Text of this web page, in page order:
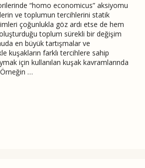
“homo economicus” aksiyomu
ve toplumun tercihlerini statik
çoğunlukla göz ardı etse de hem
toplum sürekli bir değişim
en büyük tartışmalar ve
kuşakların farklı tercihlere sahip
için kullanılan kuşak kavramlarında
…